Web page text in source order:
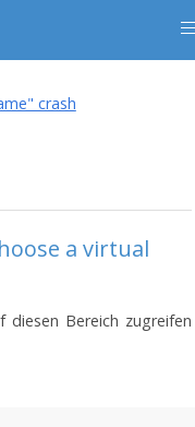
crash
a virtual
diesen Bereich zugreifen